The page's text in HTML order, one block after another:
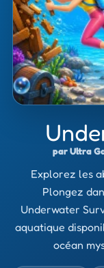
par Ultra
Explorez les
Plongez
Underwater
aquatique
océan